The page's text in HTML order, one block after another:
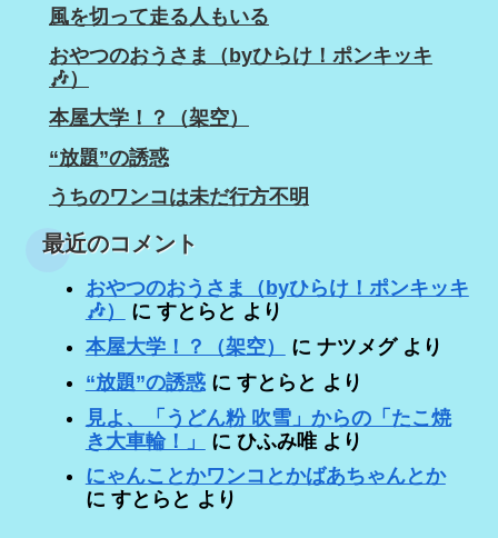
風を切って走る人もいる
おやつのおうさま（byひらけ！ポンキッキ
🎶）
本屋大学！？（架空）
“放題”の誘惑
うちのワンコは未だ行方不明
最近のコメント
おやつのおうさま（byひらけ！ポンキッキ
🎶）
に すとらと より
本屋大学！？（架空）
に ナツメグより
“放題”の誘惑に すとらと より
見よ、「うどん粉 吹雪」からの「たこ焼
き大車輪！」
に ひふみ唯より
にゃんことかワンコとかばあちゃんとか
に すとらと より